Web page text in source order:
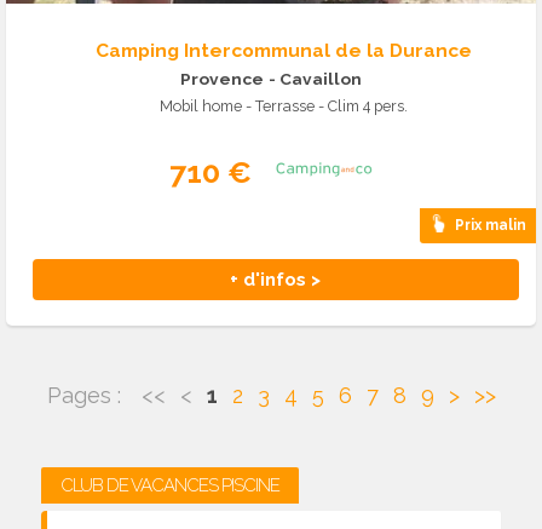
Camping Intercommunal de la Durance
Provence - Cavaillon
Mobil home - Terrasse - Clim 4 pers.
710 €
Prix malin
+ d'infos >
Pages : << < 1 2 3 4 5 6 7 8 9 > >>
CLUB DE VACANCES PISCINE